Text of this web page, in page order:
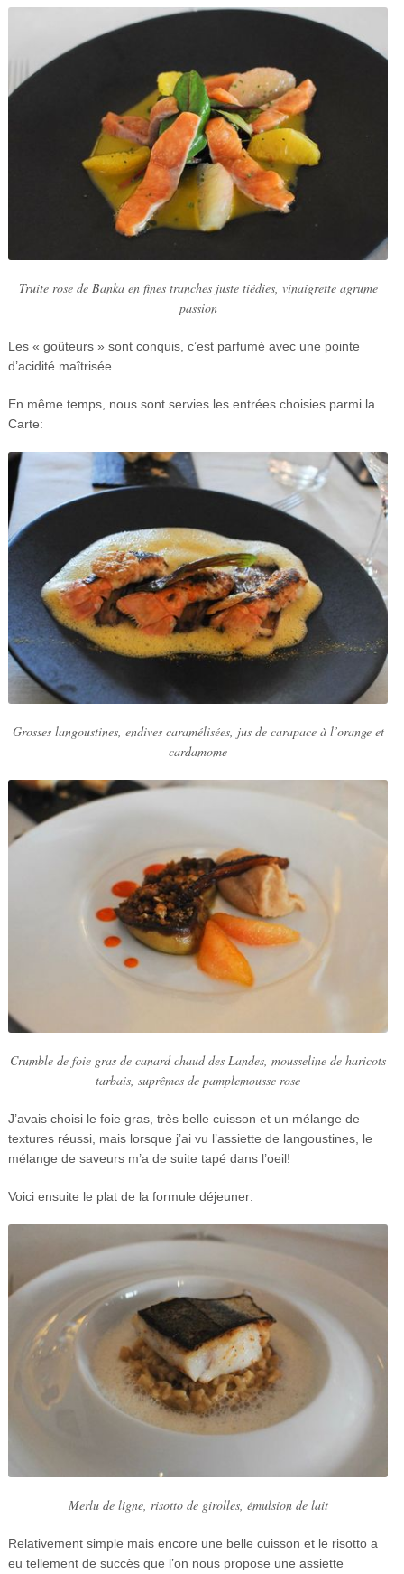
Truite rose de Banka en fines tranches juste tiédies, vinaigrette agrume
passion
Les « goûteurs » sont conquis, c’est parfumé avec une pointe
d’acidité maîtrisée.
En même temps, nous sont servies les entrées choisies parmi la
Carte:
Grosses langoustines, endives caramélisées, jus de carapace à l’orange et
cardamome
Crumble de foie gras de canard chaud des Landes, mousseline de haricots
tarbais, suprêmes de pamplemousse rose
J’avais choisi le foie gras, très belle cuisson et un mélange de
textures réussi, mais lorsque j’ai vu l’assiette de langoustines, le
mélange de saveurs m’a de suite tapé dans l’oeil!
Voici ensuite le plat de la formule déjeuner:
Merlu de ligne, risotto de girolles, émulsion de lait
Relativement simple mais encore une belle cuisson et le risotto a
eu tellement de succès que l’on nous propose une assiette